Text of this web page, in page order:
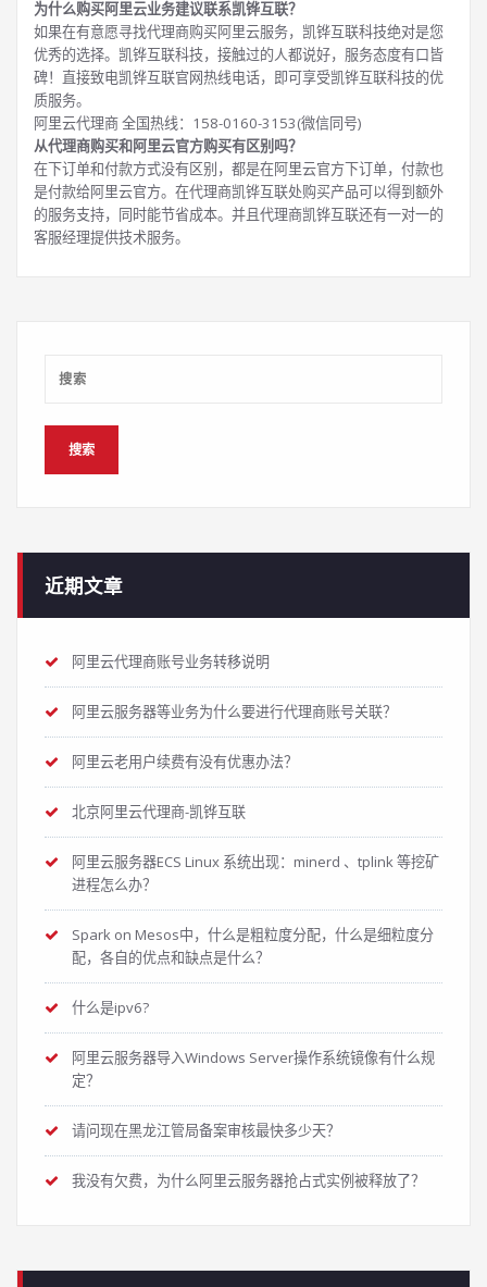
为什么购买阿里云业务建议联系凯铧互联？
如果在有意愿寻找代理商购买阿里云服务，凯铧互联科技绝对是您
优秀的选择。凯铧互联科技，接触过的人都说好，服务态度有口皆
碑！直接致电凯铧互联官网热线电话，即可享受凯铧互联科技的优
质服务。
阿里云代理商 全国热线：158-0160-3153(微信同号)
从代理商购买和阿里云官方购买有区别吗？
在下订单和付款方式没有区别，都是在阿里云官方下订单，付款也
是付款给阿里云官方。在代理商凯铧互联处购买产品可以得到额外
的服务支持，同时能节省成本。并且代理商凯铧互联还有一对一的
客服经理提供技术服务。
近期文章
阿里云代理商账号业务转移说明
阿里云服务器等业务为什么要进行代理商账号关联？
阿里云老用户续费有没有优惠办法？
北京阿里云代理商-凯铧互联
阿里云服务器ECS Linux 系统出现：minerd 、tplink 等挖矿
进程怎么办？
Spark on Mesos中，什么是粗粒度分配，什么是细粒度分
配，各自的优点和缺点是什么？
什么是ipv6?
阿里云服务器导入Windows Server操作系统镜像有什么规
定？
请问现在黑龙江管局备案审核最快多少天？
我没有欠费，为什么阿里云服务器抢占式实例被释放了？